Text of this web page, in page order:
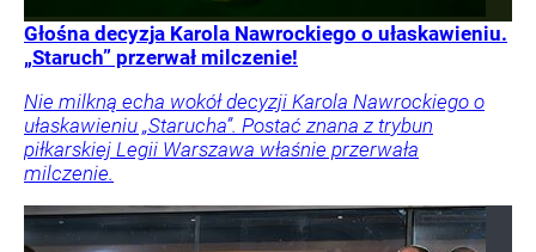
Głośna decyzja Karola Nawrockiego o ułaskawieniu.
„Staruch” przerwał milczenie!
Nie milkną echa wokół decyzji Karola Nawrockiego o
ułaskawieniu „Starucha”. Postać znana z trybun
piłkarskiej Legii Warszawa właśnie przerwała
milczenie.